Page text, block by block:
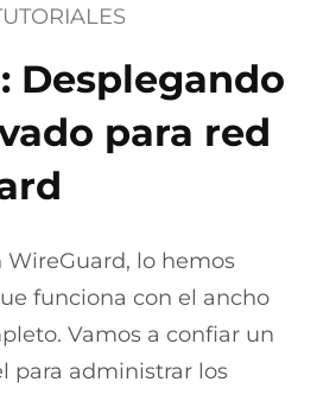
Desplegando
para red
WireGuard, lo hemos
funciona con el ancho
Vamos a confiar un
para administrar los